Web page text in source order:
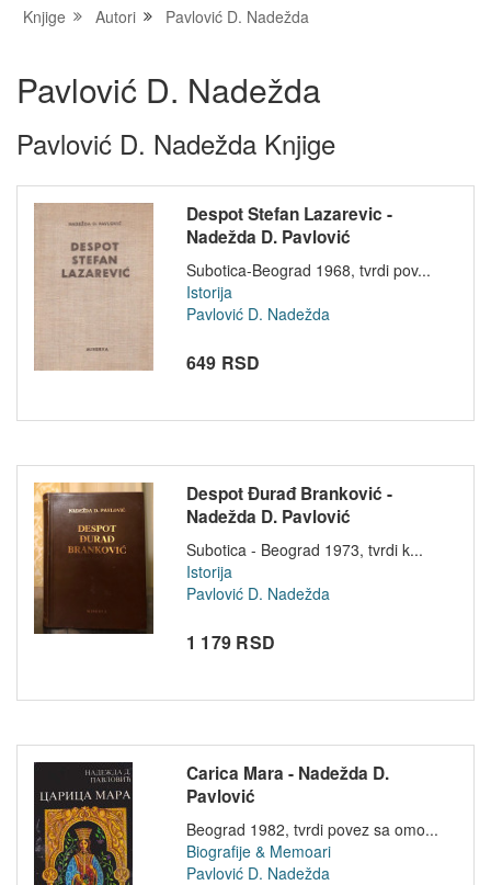
Knjige Autori Pavlović D. Nadežda
Pavlović D. Nadežda
Pavlović D. Nadežda Knjige
Despot Stefan Lazarevic -
Nadežda D. Pavlović
Subotica-Beograd 1968, tvrdi pov...
Istorija
Pavlović D. Nadežda
649 RSD
Despot Đurađ Branković -
Nadežda D. Pavlović
Subotica - Beograd 1973, tvrdi k...
Istorija
Pavlović D. Nadežda
1 179 RSD
Carica Mara - Nadežda D.
Pavlović
Beograd 1982, tvrdi povez sa omo...
Biografije & Memoari
Pavlović D. Nadežda